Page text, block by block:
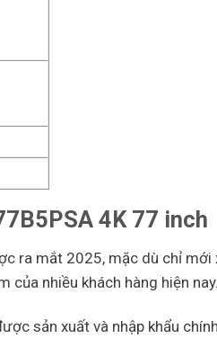
4K 77 inch
ra mắt 2025, mặc dù chỉ mới
của nhiều khách hàng hiện nay.
sản xuất và nhập khẩu